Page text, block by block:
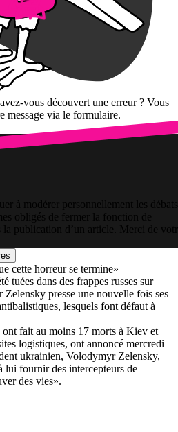
vous découvert une erreur ? Vous
message via le formulaire.
à modérer personnellement les débats
obligés de fermer la fonction de
la publication d’un article. Merci de
cette horreur se termine»
tuées dans des frappes russes sur
presse une nouvelle fois ses
lesquels font défaut à
ont fait au moins 17 morts à Kiev et
logistiques, ont annoncé mercredi
ukrainien, Volodymyr Zelensky,
lui fournir des intercepteurs de
des vies».